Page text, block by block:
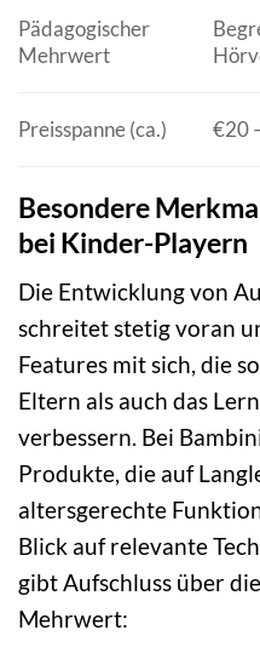
Pädagogischer
Mehrwert
Preisspanne (ca.) €20
Besondere
bei Kinder-Playern
Die Entwicklung von
schreitet stetig voran
Features mit sich, die
Eltern als auch das
verbessern. Bei
Produkte, die auf
altersgerechte
Blick auf relevante
gibt Aufschluss über
Mehrwert: